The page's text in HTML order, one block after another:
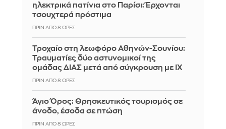
ηλεκτρικά πατίνια στο Παρίσι: Έρχονται
τσουχτερά πρόστιμα
ΠΡΙΝ ΑΠΌ 8 ΏΡΕΣ
Τροχαίο στη λεωφόρο Αθηνών-Σουνίου:
Τραυματίες δύο αστυνομικοί της
ομάδας ΔΙΑΣ μετά από σύγκρουση με ΙΧ
ΠΡΙΝ ΑΠΌ 8 ΏΡΕΣ
Άγιο Όρος: Θρησκευτικός τουρισμός σε
άνοδο, έσοδα σε πτώση
ΠΡΙΝ ΑΠΌ 8 ΏΡΕΣ